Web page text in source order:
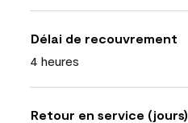
Délai de recouvrement
4 heures
Retour en service (jours)